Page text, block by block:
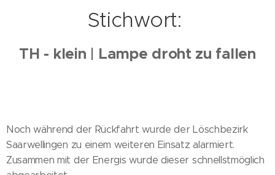
Stichwort:
TH - klein | Lampe droht zu fallen
Noch während der Rückfahrt wurde der Löschbezirk
Saarwellingen zu einem weiteren Einsatz alarmiert.
Zusammen mit der Energis wurde dieser schnellstmöglich